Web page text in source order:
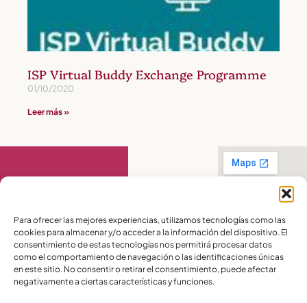
Para ofrecer las mejores experiencias, utilizamos tecnologías como las
cookies para almacenar y/o acceder a la información del dispositivo. El
consentimiento de estas tecnologías nos permitirá procesar datos
como el comportamiento de navegación o las identificaciones únicas
en este sitio. No consentir o retirar el consentimiento, puede afectar
negativamente a ciertas características y funciones.
ISP Virtual Buddy Exchange Programme
01/10/2020
Leer más »
Contáctanos
PBX:(04) 372 5220
Celular:099 016
2715
Celular:098 580
2370